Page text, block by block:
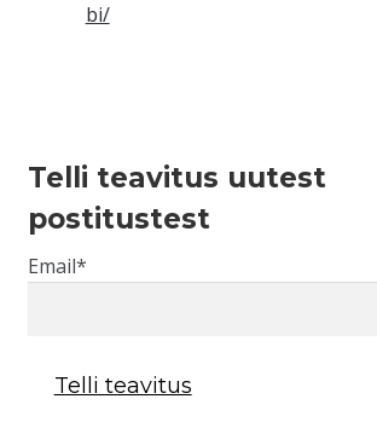
bi/
Telli teavitus uutest
postitustest
Email*